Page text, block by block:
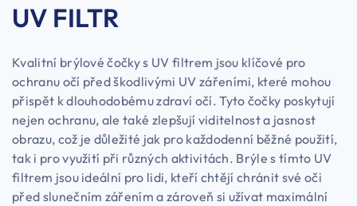
UV FILTR
Kvalitní brýlové čočky s UV filtrem jsou klíčové pro
ochranu očí před škodlivými UV zářeními, které mohou
přispět k dlouhodobému zdraví očí. Tyto čočky poskytují
nejen ochranu, ale také zlepšují viditelnost a jasnost
obrazu, což je důležité jak pro každodenní běžné použití,
tak i pro využití při různých aktivitách. Brýle s tímto UV
filtrem jsou ideální pro lidi, kteří chtějí chránit své oči
před slunečním zářením a zároveň si užívat maximální